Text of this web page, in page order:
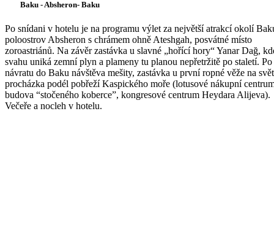
Baku - Absheron- Baku
Po snídani v hotelu je na programu výlet za největší atrakcí okolí
poloostrov Absheron s chrámem ohně Ateshgah, posvátné místo
zoroastriánů. Na závěr zastávka u slavné „hořící hory“ Yanar Dağ,
svahu uniká zemní plyn a plameny tu planou nepřetržitě po staletí. Po
návratu do Baku návštěva mešity, zastávka u první ropné věže na
procházka podél pobřeží Kaspického moře (lotusové nákupní
budova “stočeného koberce”, kongresové centrum Heydara Alijeva).
Večeře a nocleh v hotelu.